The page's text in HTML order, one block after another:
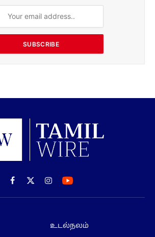
SUBSCRIBE
Facebook
X
(Twitter)
Instagram
உடல்நலம்